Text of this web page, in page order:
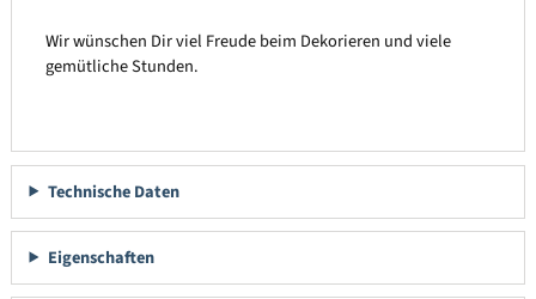
Wir wünschen Dir viel Freude beim Dekorieren und viele
gemütliche Stunden.
Technische Daten
Eigenschaften